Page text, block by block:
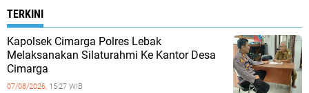
TERKINI
Kapolsek Cimarga Polres Lebak
Melaksanakan Silaturahmi Ke Kantor Desa
Cimarga
07/08/2026, 15:27 WIB